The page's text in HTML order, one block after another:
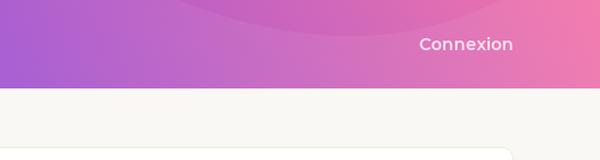
Connexion